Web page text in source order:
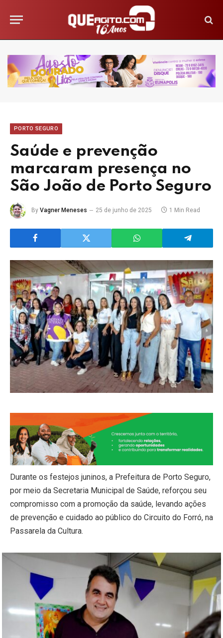
PORTO SEGURO
Saúde e prevenção
marcaram presença no
São João de Porto Seguro
By Vagner Meneses 25 de junho de 2025 1 Min Read
Durante os festejos juninos, a Prefeitura de Porto Seguro,
por meio da Secretaria Municipal de Saúde, reforçou seu
compromisso com a promoção da saúde, levando ações
de prevenção e cuidado ao público do Circuito do Forró, na
Passarela da Cultura.